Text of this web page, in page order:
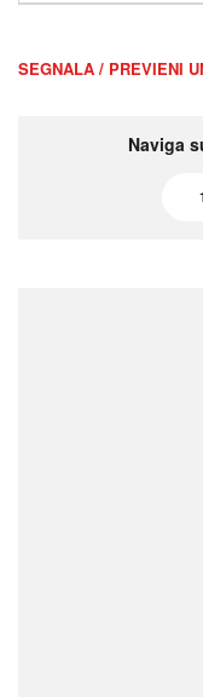
SEGNALA / PREVIENI
Naviga